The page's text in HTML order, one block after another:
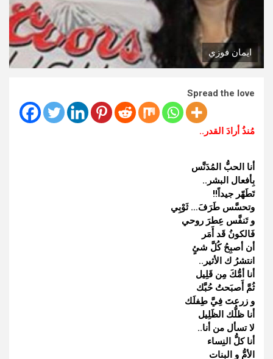
ايمان فوزي
Spread the love
مُنذُ أرادَ القدر..
أنا الحبُّ المُدَنَّس
بِأفعال البشر..
تَطَهّر جيداً!!
وتحسَّس طَرَفَ… ثَوْبِي
و تَنفَّس عِطرَ روحي
فَالكونُ قَد أَمَر
أن أصبِحُ كُلَّ شئٍ
انتشرُ ك الأثير..
أنا أمُّكَ مِن قَلِيل
ثُمَّ أَصبَحتُ حُبَّك
و زرعتَ فِيَّ طِفلَك
أنا ظلُّك الظَلِيل
لا تسأل من أنا..
أنا كلُّ النِساء
الأمُّ و البنات